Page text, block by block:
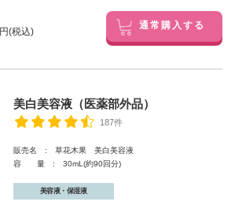
円(税込) 通常購入する
美白美容液（医薬部外品）
187件
販売名 : 草花木果 美白美容液
容 量 : 30mL(約90回分)
美容液・保湿液